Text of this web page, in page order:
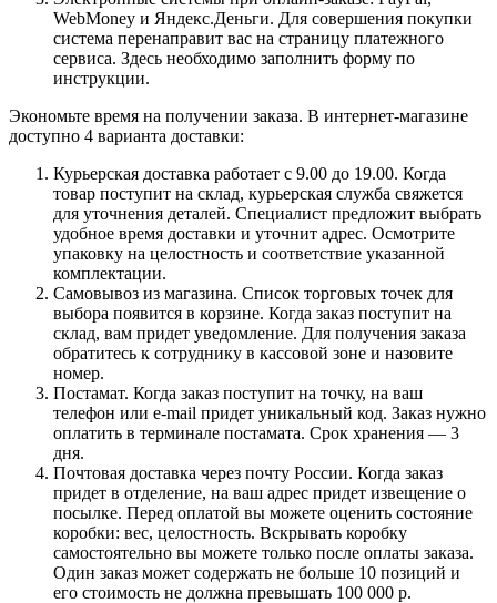
WebMoney и Яндекс.Деньги. Для совершения покупки
система перенаправит вас на страницу платежного
сервиса. Здесь необходимо заполнить форму по
инструкции.
Экономьте время на получении заказа. В интернет-магазине
доступно 4 варианта доставки:
Курьерская доставка работает с 9.00 до 19.00. Когда
товар поступит на склад, курьерская служба свяжется
для уточнения деталей. Специалист предложит выбрать
удобное время доставки и уточнит адрес. Осмотрите
упаковку на целостность и соответствие указанной
комплектации.
Самовывоз из магазина. Список торговых точек для
выбора появится в корзине. Когда заказ поступит на
склад, вам придет уведомление. Для получения заказа
обратитесь к сотруднику в кассовой зоне и назовите
номер.
Постамат. Когда заказ поступит на точку, на ваш
телефон или e-mail придет уникальный код. Заказ нужно
оплатить в терминале постамата. Срок хранения — 3
дня.
Почтовая доставка через почту России. Когда заказ
придет в отделение, на ваш адрес придет извещение о
посылке. Перед оплатой вы можете оценить состояние
коробки: вес, целостность. Вскрывать коробку
самостоятельно вы можете только после оплаты заказа.
Один заказ может содержать не больше 10 позиций и
его стоимость не должна превышать 100 000 р.